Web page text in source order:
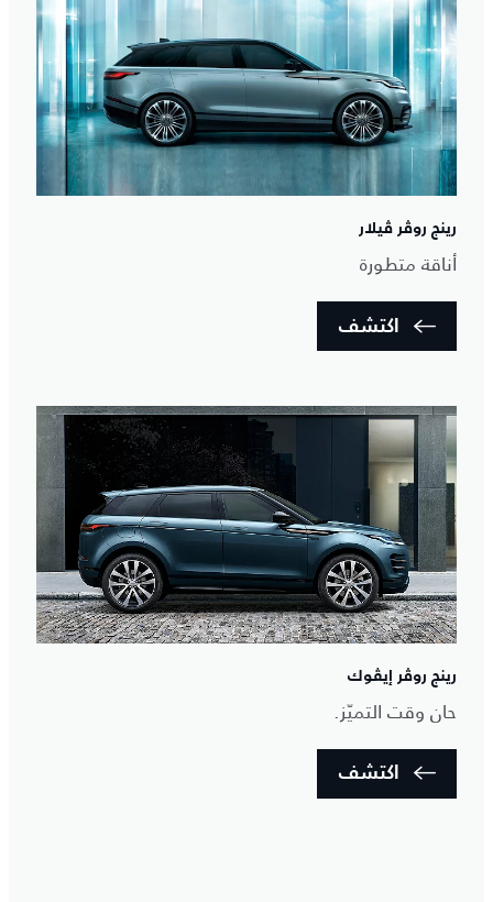
رينج روڤر ڤيلار
أناقة متطورة
اكتشف
رينج روڤر إيڤوك
حان وقت التميّز.
اكتشف